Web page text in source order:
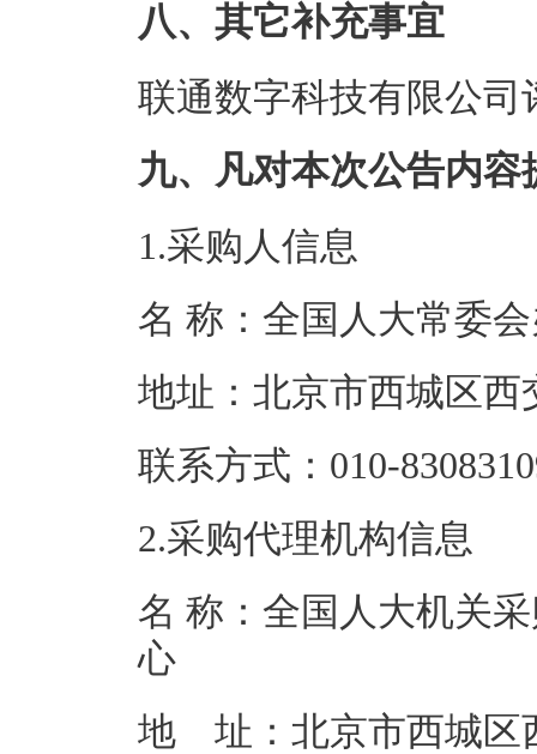
八、其它补充事宜
联通数字科技有限公司
九、凡对本次公告内
1.采购人信息
名 称：全国人
地址：北京市
联系方式：
2.采购代理机构信息
名 称：全国人大机关
地 址：北京市西城区